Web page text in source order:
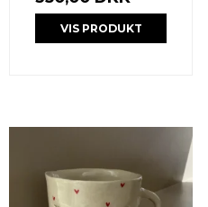
VIS PRODUKT